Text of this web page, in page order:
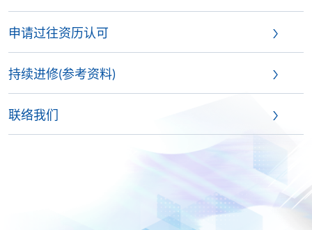
申请过往资历认可
持续进修(参考资料)
联络我们